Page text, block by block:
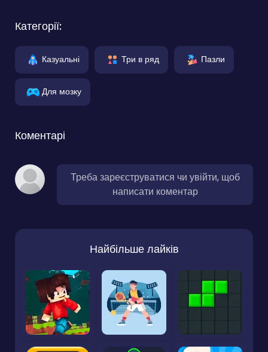
Категорії:
Казуальні Три в ряд Пазли
Для мозку
Коментарі
Треба зареєструватися чи увійти, щоб
написати коментар
Найбільше лайків